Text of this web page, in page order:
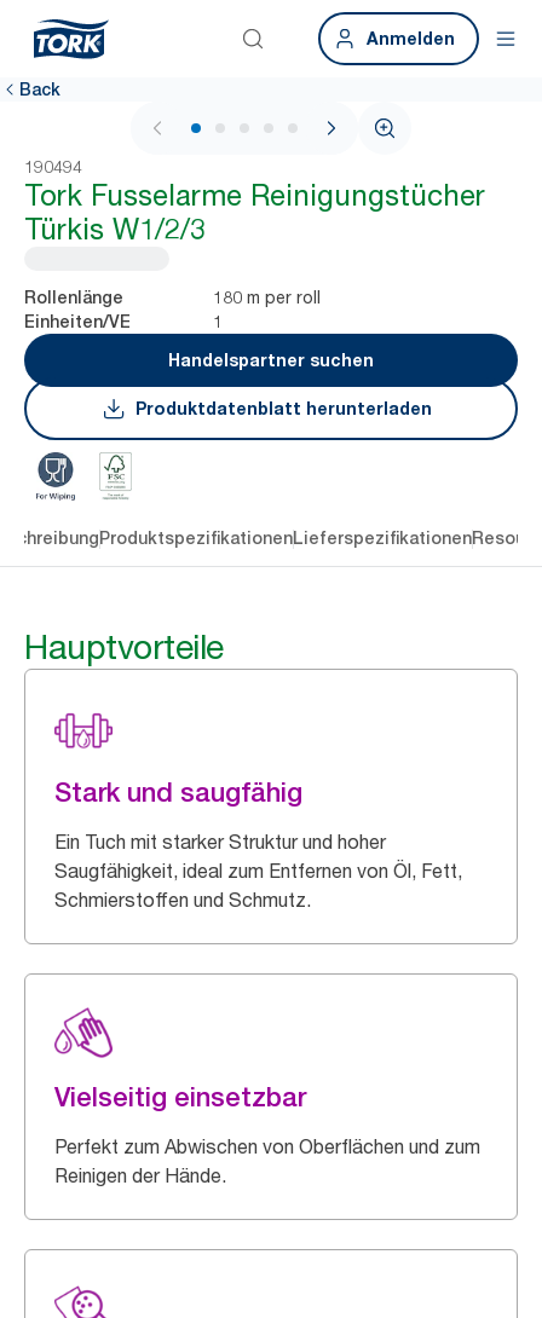
Anmelden
Back
1 / 5
190494
Tork Fusselarme Reinigungstücher
Türkis W1/2/3
Rollenlänge 180 m per roll
Einheiten/VE
1
Handelspartner suchen
Produktdatenblatt herunterladen
ProduktspezifikationenLieferspezifikationen
Hauptvorteile
Stark und saugfähig
Ein Tuch mit starker Struktur und hoher
Saugfähigkeit, ideal zum Entfernen von Öl, Fett,
Schmierstoffen und Schmutz.
Vielseitig einsetzbar
Perfekt zum Abwischen von Oberflächen und zum
Reinigen der Hände.